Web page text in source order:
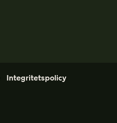
Integritetspolicy